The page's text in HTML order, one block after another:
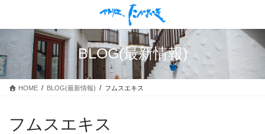
テ
ツ
に
移
ゲ
シ
ョ
ン
BLOG(最新情報)
HOME BLOG(最新情報) フムスエキス
フムスエキス